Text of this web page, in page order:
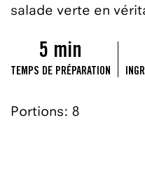
salade verte en
5 min
TEMPS DE PRÉPARATION
Portions: 8